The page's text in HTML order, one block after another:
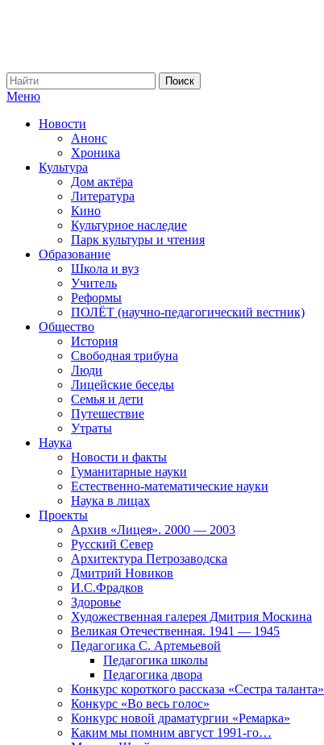
Меню
Новости
Анонс
Хроника
Культура
Дом актёра
Литература
Кино
Культурное наследие
Парк культуры и чтения
Образование
Школа и вуз
Учитель
Реформы
ПОЛЁТ (научно-педагогический вестник)
Общество
История
Свободная трибуна
Люди
Лицейские беседы
Семья и дети
Путешествие
Утраты
Наука
Новости и факты
Гуманитарные науки
Естественно-математические науки
Наука в лицах
Проекты
Архив «Лицея». 2000 — 2003
Русский Север
Архитектура Петрозаводска
Дмитрий Новиков
И.С.Фрадков
Здоровье
Художественная галерея Дмитрия Москина
Великая Отечественная. 1941 — 1945
Педагогика С. Артемьевой
Педагогика школы
Педагогика двора
Конкурс короткого рассказа «Сестра таланта»
Конкурс «Во весь голос»
Конкурс новой драматургии «Ремарка»
Каким мы помним август 1991-го…